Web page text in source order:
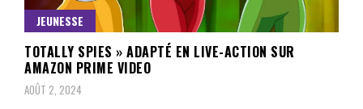
JEUNESSE
TOTALLY SPIES » ADAPTÉ EN LIVE-ACTION SUR
AMAZON PRIME VIDEO
AOÛT 2, 2024